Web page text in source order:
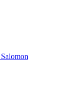
Salomon